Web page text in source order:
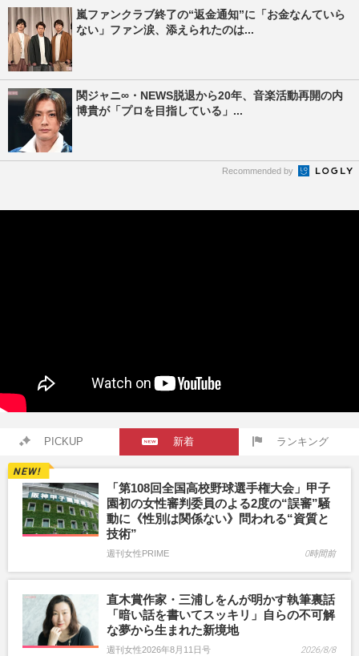
嵐ファンクラブ終了の“返金通知”に「お金なんていら
ない」ファン涙、添えられたのは...
関ジャニ∞・NEWS脱退から20年、音楽活動再開の内
博貴が「プロを目指している」...
Recommended by
PICKUP 新着 ランキング
「第108回全国高校野球選手権大会」甲子
園初の女性審判委員のよる2度の“誤審”騒
動に《性別は関係ない》問われる“資質と
技術”
週刊女性PRIME 0時間前
直木賞作家・三浦しをんが明かす執筆裏話
「暗い話を書いてスッキリ」自らの不可解
な夢から生まれた新境地
週刊女性2026年8月11日号 2026/8/8